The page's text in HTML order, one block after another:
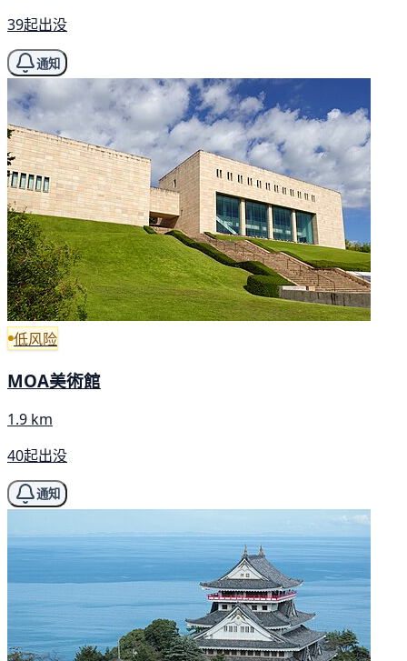
39起出没
通知
低风险
MOA美術館
1.9 km
40起出没
通知